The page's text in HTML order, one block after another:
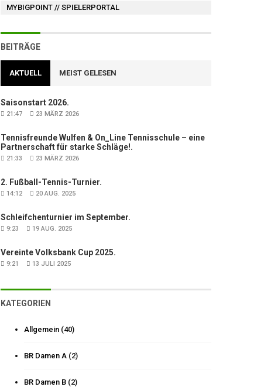
MYBIGPOINT // SPIELERPORTAL
BEITRÄGE
AKTUELL MEIST GELESEN
Saisonstart 2026.
21:47 23 MÄRZ 2026
Tennisfreunde Wulfen & On_Line Tennisschule – eine
Partnerschaft für starke Schläge!.
21:33 23 MÄRZ 2026
2. Fußball-Tennis-Turnier.
14:12 20 AUG. 2025
Schleifchenturnier im September.
9:23 19 AUG. 2025
Vereinte Volksbank Cup 2025.
9:21 13 JULI 2025
KATEGORIEN
Allgemein (40)
BR Damen A (2)
BR Damen B (2)